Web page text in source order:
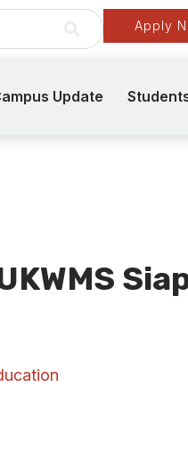
Apply
Update